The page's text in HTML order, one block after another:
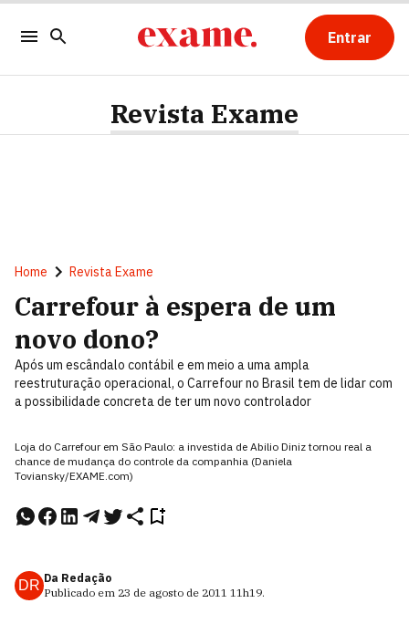
Entrar
Revista Exame
Home Revista Exame
Carrefour à espera de um
novo dono?
Após um escândalo contábil e em meio a uma ampla
reestruturação operacional, o Carrefour no Brasil tem de lidar com
a possibilidade concreta de ter um novo controlador
Loja do Carrefour em São Paulo: a investida de Abilio Diniz tornou real a
chance de mudança do controle da companhia (Daniela
Toviansky/EXAME.com)
DR Da Redação
Publicado em 23 de agosto de 2011 11h19.